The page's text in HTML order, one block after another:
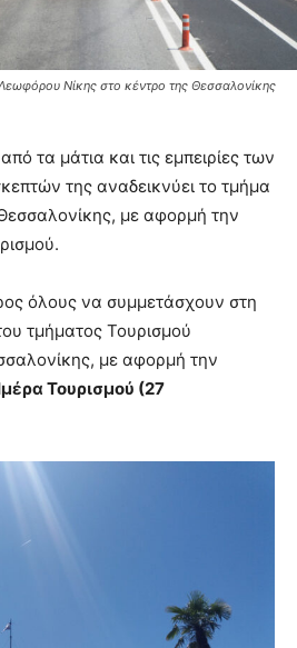
Νίκης στο κέντρο της Θεσσαλονίκης
τα μάτια και τις εμπειρίες των
της αναδεικνύει το τμήμα
με αφορμή την
όλους να συμμετάσχουν στη
τμήματος Τουρισμού
με αφορμή την
Τουρισμού (27